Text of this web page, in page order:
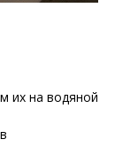
их на водяной